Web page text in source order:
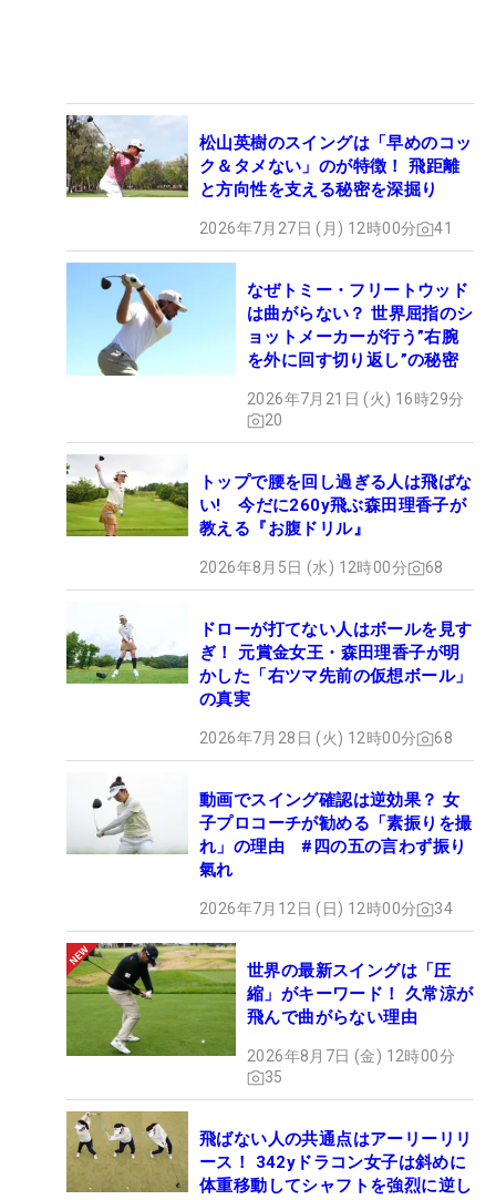
松山英樹のスイングは「早めのコッ
ク＆タメない」のが特徴！ 飛距離
と方向性を支える秘密を深掘り
2026年7月27日 (月) 12時00分 41
なぜトミー・フリートウッド
は曲がらない？ 世界屈指のシ
ョットメーカーが行う”右腕
を外に回す切り返し”の秘密
2026年7月21日 (火) 16時29分
20
トップで腰を回し過ぎる人は飛ばな
い! 今だに260y飛ぶ森田理香子が
教える『お腹ドリル』
2026年8月5日 (水) 12時00分 68
ドローが打てない人はボールを見す
ぎ！ 元賞金女王・森田理香子が明
かした「右ツマ先前の仮想ボール」
の真実
2026年7月28日 (火) 12時00分 68
動画でスイング確認は逆効果？ 女
子プロコーチが勧める「素振りを撮
れ」の理由 #四の五の言わず振り
氣れ
2026年7月12日 (日) 12時00分 34
世界の最新スイングは「圧
縮」がキーワード！ 久常涼が
飛んで曲がらない理由
2026年8月7日 (金) 12時00分
35
飛ばない人の共通点はアーリーリリ
ース！ 342yドラコン女子は斜めに
体重移動してシャフトを強烈に逆し